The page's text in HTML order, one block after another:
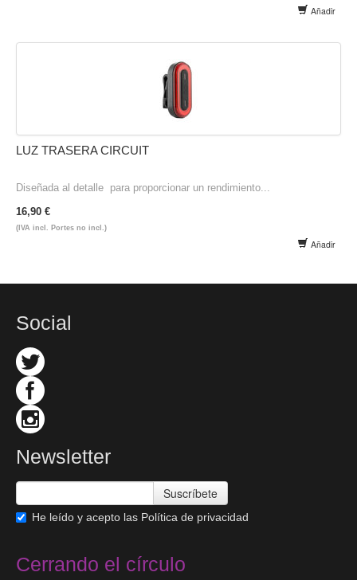
Añadir
LUZ TRASERA CIRCUIT
Diseñada al detalle para proporcionar un rendimiento...
16,90 €
(IVA incl. Portes no incl.)
Añadir
Social
Newsletter
Suscríbete
He leído y acepto las Política de privacidad
Cerrando el círculo